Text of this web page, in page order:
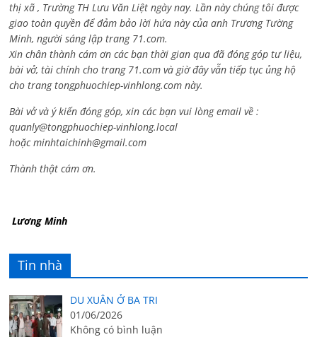
thị xã , Trường TH Lưu Văn Liệt ngày nay. Lần này chúng tôi được
giao toàn quyền để đảm bảo lời hứa này của anh Trương Tường
Minh, người sáng lập trang 71.com.
Xin chân thành cám ơn các bạn thời gian qua đã đóng góp tư liệu,
bài vở, tài chính cho trang 71.com và giờ đây vẫn tiếp tục ủng hộ
cho trang tongphuochiep-vinhlong.com này.
Bài vở và ý kiến đóng góp, xin các bạn vui lòng email về :
quanly@tongphuochiep-vinhlong.local
hoặcminhtaichinh@gmail.com
Thành thật cám ơn.
Lương Minh
Tin nhà
DU XUÂN Ở BA TRI
01/06/2026
Không có bình luận